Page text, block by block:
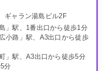
ギャラン湯島ビル2F
」駅、1番出口から徒歩1分
小路」駅、A3出口から徒歩
」駅、A3出口から徒歩5分
分